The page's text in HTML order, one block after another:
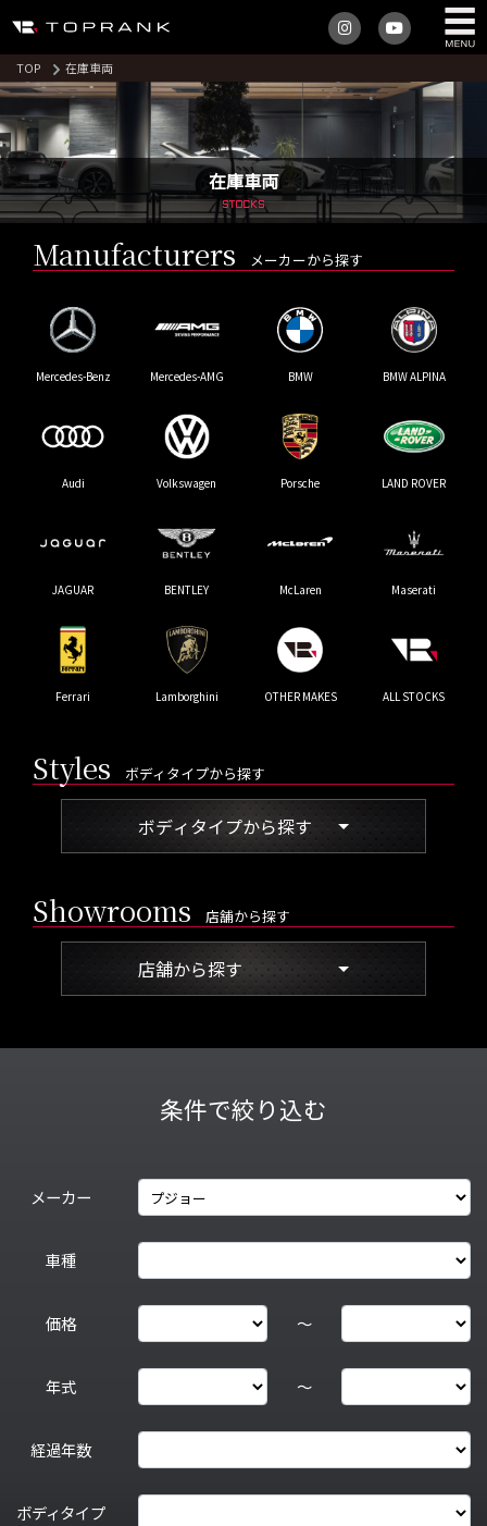
TOP 在庫車両
在庫車両
STOCKS
Manufacturers メーカーから探す
Mercedes-Benz Mercedes-AMG BMW BMW ALPINA
Audi Volkswagen Porsche LAND ROVER
JAGUAR BENTLEY McLaren Maserati
Ferrari Lamborghini OTHER MAKES ALL STOCKS
Styles ボディタイプから探す
ボディタイプから探す
Showrooms 店舗から探す
店舗から探す
条件で絞り込む
メーカー
車種
価格 ～
年式 ～
経過年数
ボディタイプ